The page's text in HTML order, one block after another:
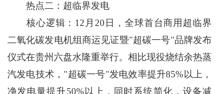
热点二：超临界发电
核心逻辑：12月20日，全球首台商用超临界
二氧化碳发电机组商运见证暨"超碳一号"品牌发布
仪式在贵州六盘水隆重举行。相比现役烧结余热蒸
汽发电技术，"超碳一号"发电效率提升85%以上，
净发电量提升50%以上，同时系统简化，设备减